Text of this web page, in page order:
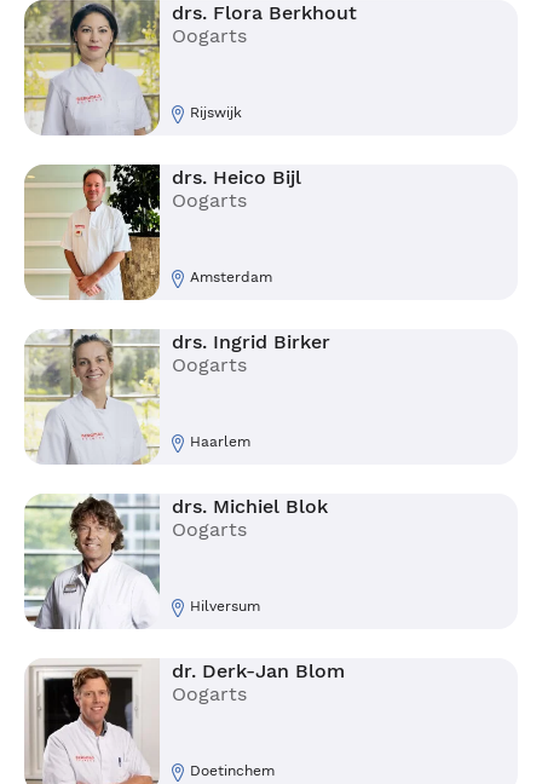
drs. Flora Berkhout
Oogarts
Rijswijk
drs. Heico Bijl
Oogarts
Amsterdam
drs. Ingrid Birker
Oogarts
Haarlem
drs. Michiel Blok
Oogarts
Hilversum
dr. Derk-Jan Blom
Oogarts
Doetinchem